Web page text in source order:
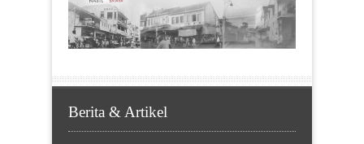
Berita & Artikel